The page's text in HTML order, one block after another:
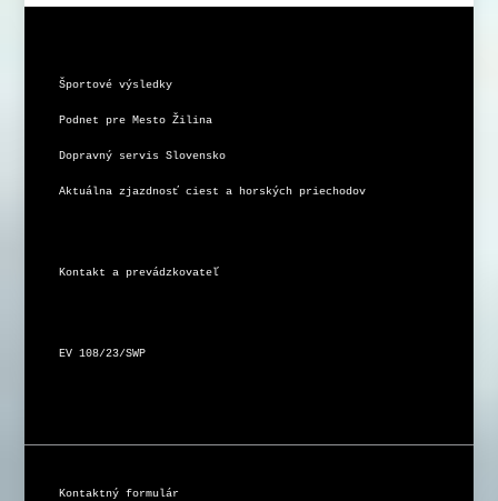
Športové výsledky
Podnet pre Mesto Žilina
Dopravný servis Slovensko
Aktuálna zjazdnosť ciest a horských priechodov
Kontakt a prevádzkovateľ
EV 108/23/SWP
Kontaktný formulár